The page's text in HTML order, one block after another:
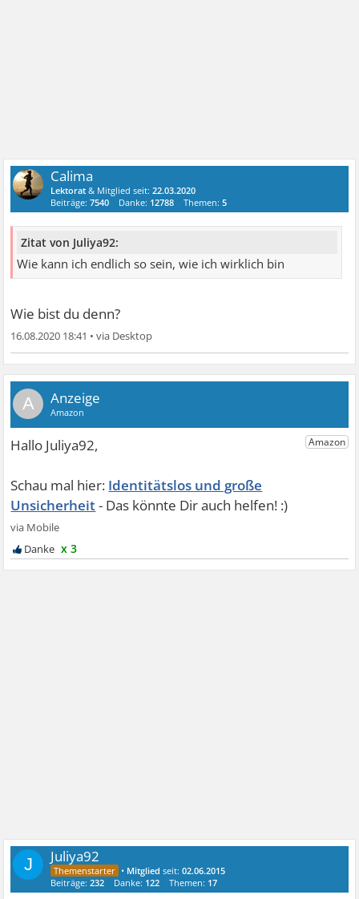
Calima
Lektorat & Mitglied seit:22.03.2020
Beiträge:7540 Danke: 12788 Themen:5
Zitat von Juliya92:
Wie kann ich endlich so sein, wie ich wirklich bin
Wie bist du denn?
16.08.2020 18:41 •
A
Identitätslos und große
Unsicherheit
x 3
J Juliya92
• Mitglied seit:02.06.2015
Beiträge:232 Danke: 122 Themen: 17